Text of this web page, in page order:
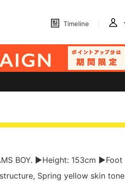
Timeline
BOY. ▶︎Height: 153cm ▶︎Foot
Spring yellow skin tone